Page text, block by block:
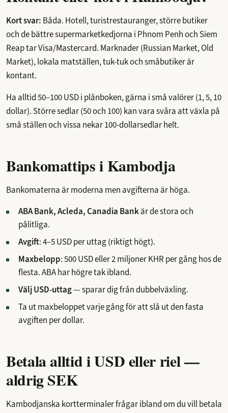
Kort svar: Båda. Hotell, turistrestauranger, större butiker
och de bättre supermarketkedjorna i Phnom Penh och Siem
Reap tar Visa/Mastercard. Marknader (Russian Market, Old
Market), lokala matställen, tuk-tuk och småbutiker är
kontant.
Ha alltid 50–100 USD i plånboken, gärna i små valörer (1, 5, 10
dollar). Större sedlar (50 och 100) kan vara svåra att växla på
små ställen och vissa nekar 100-dollarsedlar helt.
Bankomattips i Kambodja
Bankomaterna är moderna men avgifterna är höga.
ABA Bank, Acleda, Canadia Bankär de stora och
pålitliga.
Avgift: 4–5 USD per uttag (riktigt högt).
Maxbelopp: 500 USD eller 2 miljoner KHR per gång hos de
flesta. ABA har högre tak ibland.
Välj USD-uttag— sparar dig från dubbelväxling.
Ta ut maxbeloppet varje gång för att slå ut den fasta
avgiften per dollar.
Betala alltid i USD eller riel —
aldrig SEK
Kambodjanska kortterminaler frågar ibland om du vill betala